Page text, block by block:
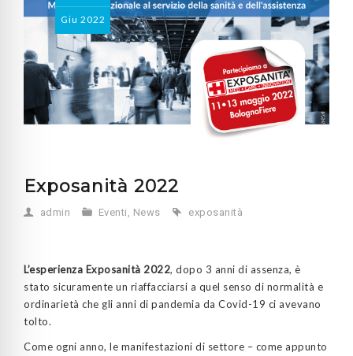
Giu 2022
Exposanità 2022
admin Eventi News exposanità
L’esperienza Exposanità 2022, dopo 3 anni di assenza, è
stato sicuramente un riaffacciarsi a quel senso di normalità e
ordinarietà che gli anni di pandemia da Covid-19 ci avevano
tolto.
Come ogni anno, le manifestazioni di settore – come appunto